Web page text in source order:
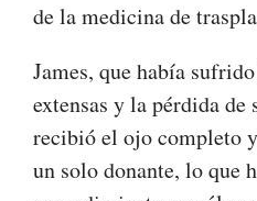
de la medicina de
James, que había
extensas y la pérdida
recibió el ojo completo
un solo donante, lo que